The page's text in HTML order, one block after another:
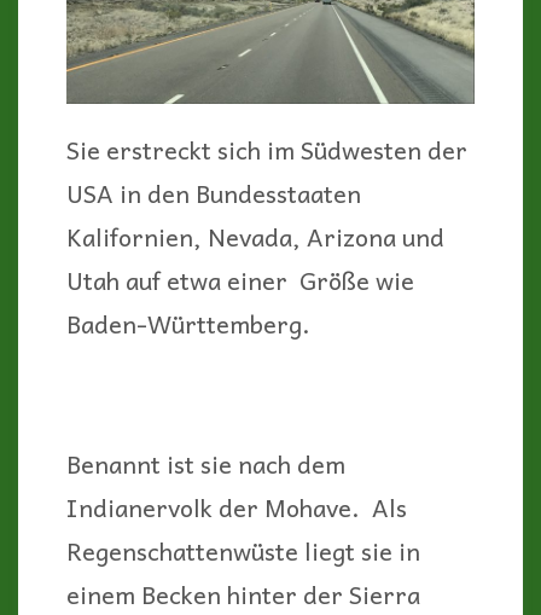
Sie erstreckt sich im Südwesten der
USA in den Bundesstaaten
Kalifornien, Nevada, Arizona und
Utah auf etwa einer Größe wie
Baden-Württemberg.
Benannt ist sie nach dem
Indianervolk der Mohave. Als
Regenschattenwüste liegt sie in
einem Becken hinter der Sierra